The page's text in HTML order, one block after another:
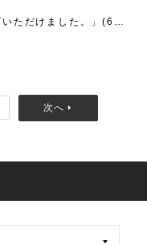
「合わせてお買い上げいただけました。」(6/25)